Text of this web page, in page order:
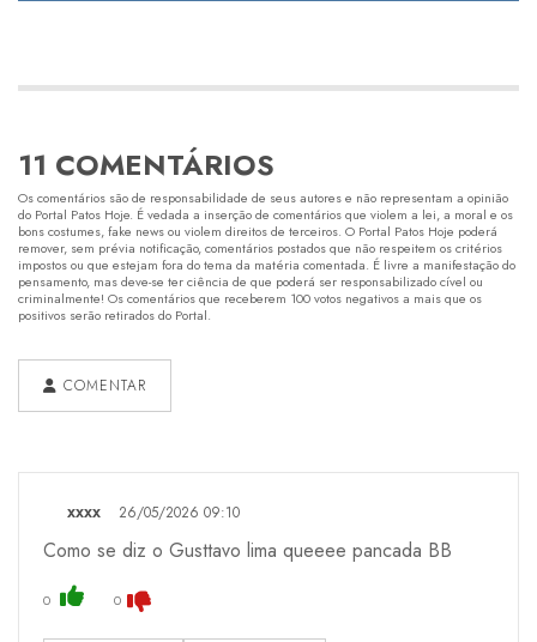
11 COMENTÁRIOS
Os comentários são de responsabilidade de seus autores e não representam a opinião
do Portal Patos Hoje. É vedada a inserção de comentários que violem a lei, a moral e os
bons costumes, fake news ou violem direitos de terceiros. O Portal Patos Hoje poderá
remover, sem prévia notificação, comentários postados que não respeitem os critérios
impostos ou que estejam fora do tema da matéria comentada. É livre a manifestação do
pensamento, mas deve-se ter ciência de que poderá ser responsabilizado cível ou
criminalmente! Os comentários que receberem 100 votos negativos a mais que os
positivos serão retirados do Portal.
COMENTAR
xxxx 26/05/2026 09:10
Como se diz o Gusttavo lima queeee pancada BB
0 0